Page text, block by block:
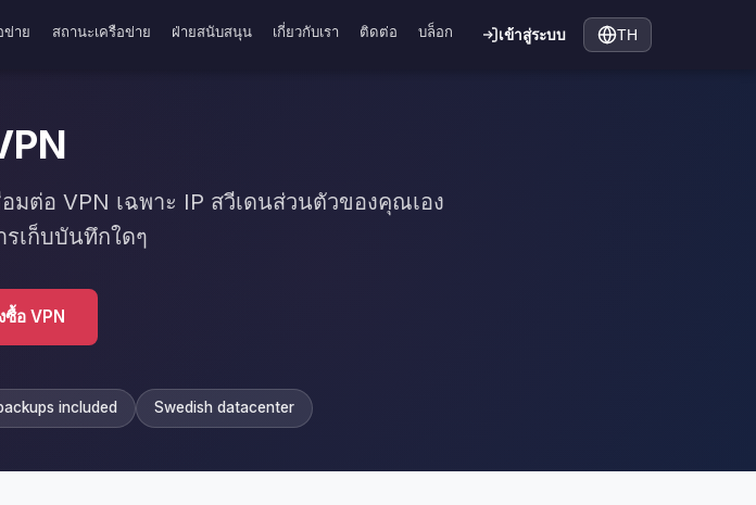
ข่าย สถานะเครือข่าย ฝ่ายสนับสนุน เกี่ยวกับเรา ติดต่อ บล็อก เข้าสู่ระบบ TH
ต่อ VPN เฉพาะ IP สวีเดนส่วนตัวของคุณเอง
เก็บบันทึกใดๆ
ซื้อ VPN
included Swedish datacenter